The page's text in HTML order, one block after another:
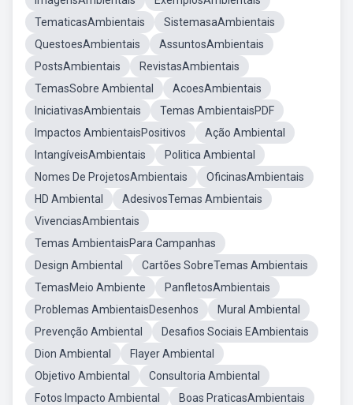
TematicasAmbientais
SistemasaAmbientais
QuestoesAmbientais
AssuntosAmbientais
PostsAmbientais
RevistasAmbientais
TemasSobre Ambiental
AcoesAmbientais
IniciativasAmbientais
Temas AmbientaisPDF
Impactos AmbientaisPositivos
Ação Ambiental
IntangíveisAmbientais
Politica Ambiental
Nomes De ProjetosAmbientais
OficinasAmbientais
HD Ambiental
AdesivosTemas Ambientais
VivenciasAmbientais
Temas AmbientaisPara Campanhas
Design Ambiental
Cartões SobreTemas Ambientais
TemasMeio Ambiente
PanfletosAmbientais
Problemas AmbientaisDesenhos
Mural Ambiental
Prevenção Ambiental
Desafios Sociais EAmbientais
Dion Ambiental
Flayer Ambiental
Objetivo Ambiental
Consultoria Ambiental
Fotos Impacto Ambiental
Boas PraticasAmbientais